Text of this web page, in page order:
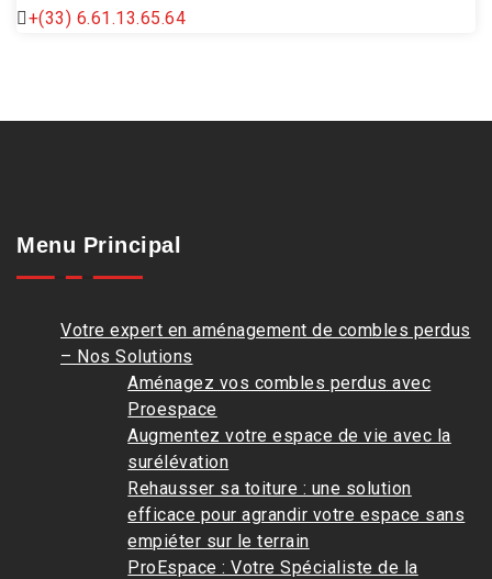
+(33) 6.61.13.65.64
Menu Principal
Votre expert en aménagement de combles perdus
– Nos Solutions
Aménagez vos combles perdus avec
Proespace
Augmentez votre espace de vie avec la
surélévation
Rehausser sa toiture : une solution
efficace pour agrandir votre espace sans
empiéter sur le terrain
ProEspace : Votre Spécialiste de la